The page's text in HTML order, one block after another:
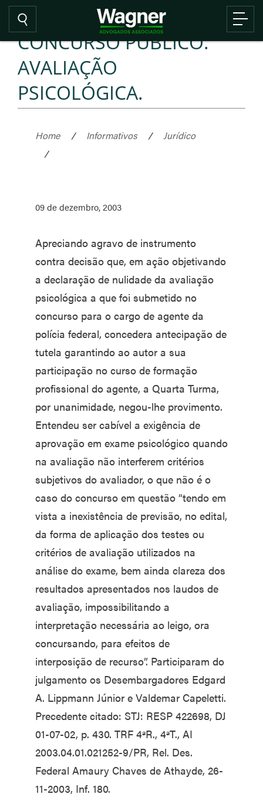
CONCURSO PÚBLICO.
AVALIAÇÃO
PSICOLÓGICA.
Home / Informativos /
Jurídico
/
09 de dezembro, 2003
Apreciando agravo de instrumento
contra decisão que, em ação objetivando
a declaração de nulidade da avaliação
psicológica a que foi submetido no
concurso para o cargo de agente da
polícia federal, concedera antecipação de
tutela garantindo ao autor a sua
participação no curso de formação
profissional do agente, a Quarta Turma,
por unanimidade, negou-lhe provimento.
Entendeu ser cabível a exigência de
aprovação em exame psicológico quando
na avaliação não interferem critérios
subjetivos do avaliador, o que não é o
caso do concurso em questão “tendo em
vista a inexistência de previsão, no edital,
da forma de aplicação dos testes ou
critérios de avaliação utilizados na
análise do exame, bem ainda clareza dos
resultados apresentados nos laudos de
avaliação, impossibilitando a
interpretação necessária ao leigo, ora
concursando, para efeitos de
interposição de recurso”. Participaram do
julgamento os Desembargadores Edgard
A. Lippmann Júnior e Valdemar Capeletti.
Precedente citado: STJ: RESP 422698, DJ
01-07-02, p. 430. TRF 4ªR., 4ªT., AI
2003.04.01.021252-9/PR, Rel. Des.
Federal Amaury Chaves de Athayde, 26-
11-2003, Inf. 180.